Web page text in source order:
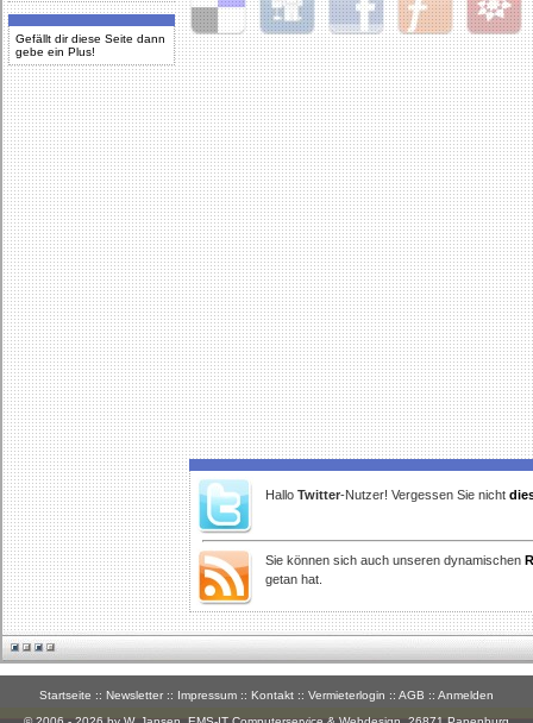
Gefällt dir diese Seite dann
gebe ein Plus!
Delicious Digg Facebook Furl StudiVZ
Hallo Twitter-Nutzer! Vergessen Sie nicht
Sie können sich auch unseren dynamischen
getan hat.
Startseite :: Newsletter :: Impressum :: Kontakt :: Vermieterlogin :: AGB :: Anmelden